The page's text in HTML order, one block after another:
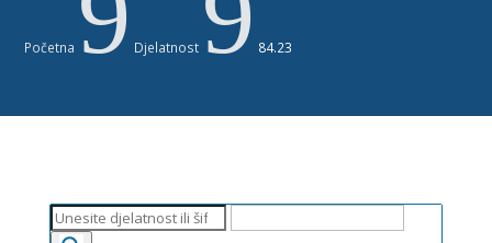
Početna Djelatnost 84.23